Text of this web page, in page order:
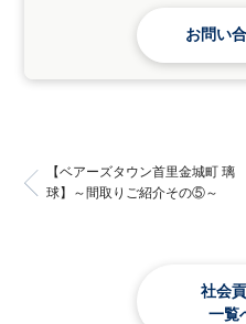
お問い
【ベアーズタウン首里金城町 璃
球】～間取りご紹介その⑤～
社会
一覧